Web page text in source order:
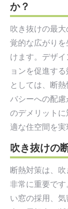
か？
吹き抜けの最
覚的な広がり
けます。デザ
ョンを促進す
としては、断
バシーへの配
のデメリット
適な住空間を実
吹き抜けの
断熱対策は、
非常に重要で
い窓の採用、